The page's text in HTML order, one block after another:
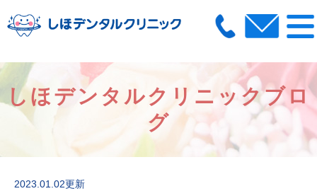
しほデンタルクリニックブロ
グ
2023.01.02更新